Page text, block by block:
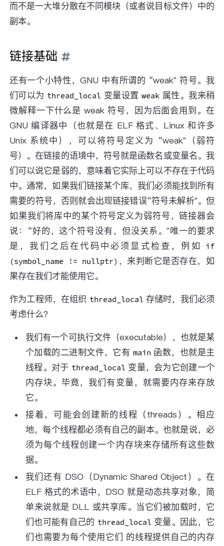
而不是一大堆分散在不同模块（或者说目标文件）中的
副本。
链接基础
还有一个小特性，GNU 中有所谓的 “weak” 符号。我
们可以为 thread_local 变量设置weak 属性。我来稍
微解释一下什么是 weak 符号，因为后面会用到。在
GNU 编译器中（也就是在 ELF 格式、Linux 和许多
Unix 系统中），可以将符号定义为 “weak”（弱符
号）。在链接的语境中，符号就是函数名或变量名。我
们可以说它是弱的，意味着它实际上可以不存在于代码
中。通常，如果我们链接某个库，我们必须能找到所有
需要的符号，否则就会出现链接错误“符号未解析”。但
如果我们将库中的某个符号定义为弱符号，链接器会
说：“好的，这个符号没有，但没关系。”唯一的要求
是，我们之后在代码中必须显式检查，例如 if
(symbol_name != nullptr) ，来判断它是否存在，如
果存在我们才能使用它。
作为工程师，在组织 thread_local 存储时，我们必须
考虑什么？
我们有一个可执行文件（executable），也就是某
个加载的二进制文件，它有 main 函数，也就是主
线程。对于 thread_local 变量，会为它创建一个
内存块。毕竟，我们有变量，就需要内存来存放
它。
接着，可能会创建新的线程（threads）。相应
地，每个线程都必须有自己的副本。也就是说，必
须为每个线程创建一个内存块来存储所有这些数
据。
我们还有 DSO（Dynamic Shared Object）。在
ELF 格式的术语中，DSO 就是动态共享对象，简
单来说就是 DLL 或共享库。当它们被加载时，它
们也可能有自己的 thread_local 变量。因此，它
们也需要为每个使用它们 的线程提供自己的内存